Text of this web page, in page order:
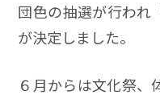
団色の抽選が行わ
が決定しました。
６月からは文化祭、